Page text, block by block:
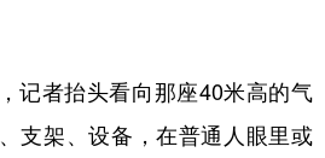
者抬头看向那座40米高的气
支架、设备，在普通人眼里或